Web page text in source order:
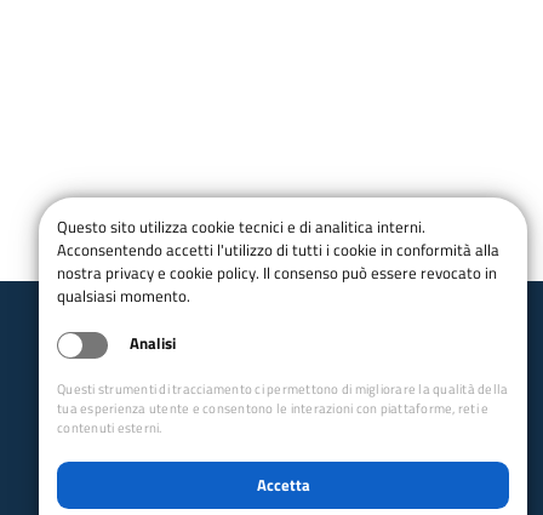
Club Alpino Italiano
email:gr_cai_lombardia@cai.it
CF: 95046800132
PEC:
Questo sito utilizza cookie tecnici e di analitica interni.
Acconsentendo accetti l'utilizzo di tutti i cookie in conformità alla
nostra privacy e cookie policy. Il consenso può essere revocato in
qualsiasi momento.
Analisi
Questi strumenti di tracciamento ci permettono di migliorare la qualità della
tua esperienza utente e consentono le interazioni con piattaforme, reti e
contenuti esterni.
Accetta